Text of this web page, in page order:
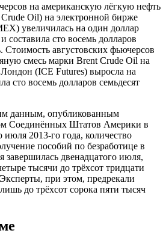
на американскую лёгкую нефть
Oil) на электронной бирже
увеличилась на один доллар
составила сто восемь долларов
Стоимость августовских фьючерсов
смесь марки Brent Crude Oil на
(ICE Futures) выросла на
сто восемь долларов семьдесят
данным, опубликованным
Соединённых Штатов Америки в
июля 2013-го года, количество
пособий по безработице в
двенадцатого июля,
тысячи до трёхсот тридцати
при этом, предрекали
до трёхсот сорока пяти тысяч